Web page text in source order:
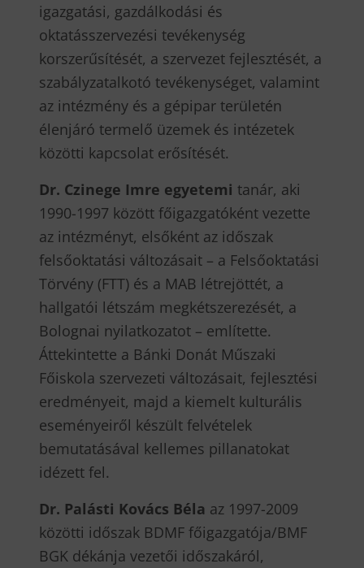
igazgatási, gazdálkodási és
oktatásszervezési tevékenység
korszerűsítését, a szervezet fejlesztését, a
szabályzatalkotó tevékenységet, valamint
az intézmény és a gépipar területén
élenjáró termelő üzemek és intézetek
közötti kapcsolat erősítését.
Dr. Czinege Imre egyetemi tanár, aki
1990-1997 között főigazgatóként vezette
az intézményt, elsőként az időszak
felsőoktatási változásait – a Felsőoktatási
Törvény (FTT) és a MAB létrejöttét, a
hallgatói létszám megkétszerezését, a
Bolognai nyilatkozatot – említette.
Áttekintette a Bánki Donát Műszaki
Főiskola szervezeti változásait, fejlesztési
eredményeit, majd a kiemelt kulturális
eseményeiről készült felvételek
bemutatásával kellemes pillanatokat
idézett fel.
Dr. Palásti Kovács Béla az 1997-2009
közötti időszak BDMF főigazgatója/BMF
BGK dékánja vezetői időszakáról,